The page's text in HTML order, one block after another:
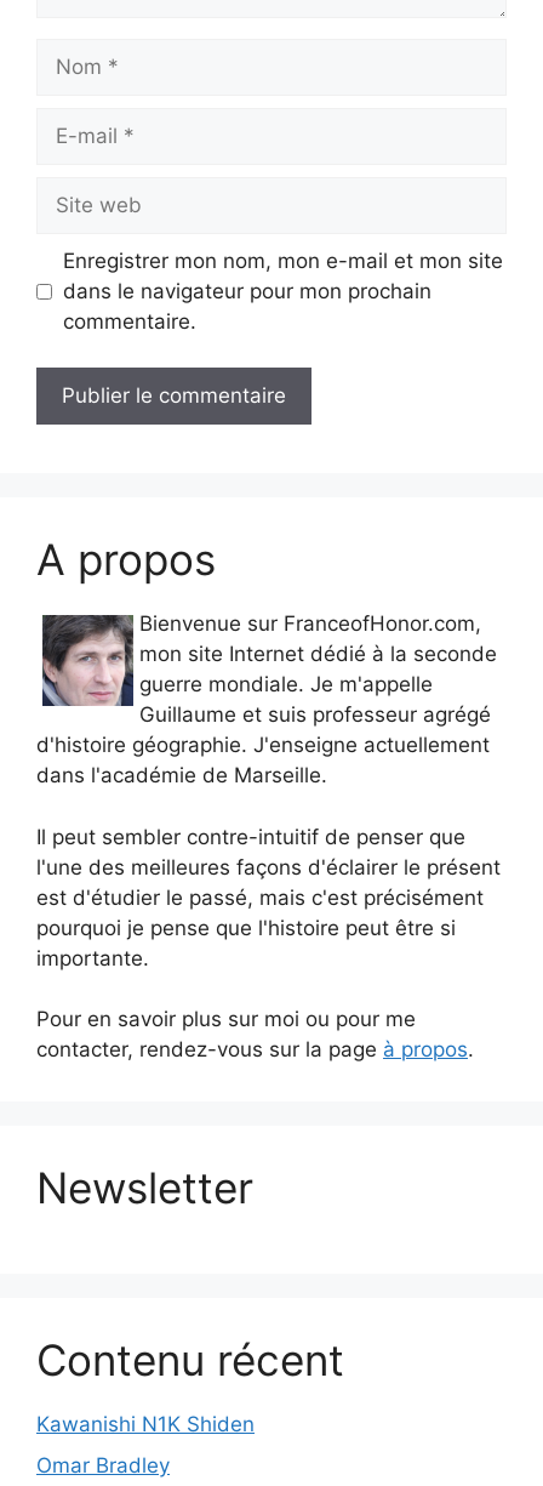
mail
web
Enregistrer mon nom, mon e-mail et mon site
dans le navigateur pour mon prochain
commentaire.
A propos
Bienvenue sur FranceofHonor.com,
mon site Internet dédié à la seconde
guerre mondiale. Je m'appelle
Guillaume et suis professeur agrégé
d'histoire géographie. J'enseigne actuellement
dans l'académie de Marseille.
Il peut sembler contre-intuitif de penser que
l'une des meilleures façons d'éclairer le présent
est d'étudier le passé, mais c'est précisément
pourquoi je pense que l'histoire peut être si
importante.
Pour en savoir plus sur moi ou pour me
contacter, rendez-vous sur la page à propos.
Newsletter
Contenu récent
Kawanishi N1K Shiden
Omar Bradley